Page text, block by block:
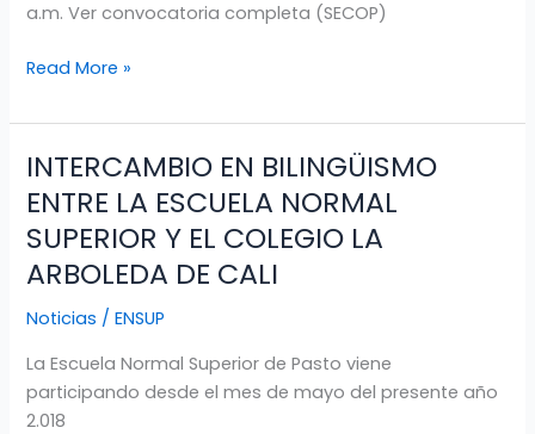
a.m. Ver convocatoria completa (SECOP)
Read More »
INTERCAMBIO EN BILINGÜISMO
ENTRE LA ESCUELA NORMAL
SUPERIOR Y EL COLEGIO LA
ARBOLEDA DE CALI
Noticias /ENSUP
La Escuela Normal Superior de Pasto viene
participando desde el mes de mayo del presente año
2.018
INTERCAMBIO
EN
BILINGÜISMO
ENTRE
LA
ESCUELA
SUPERIOR
Y
EL